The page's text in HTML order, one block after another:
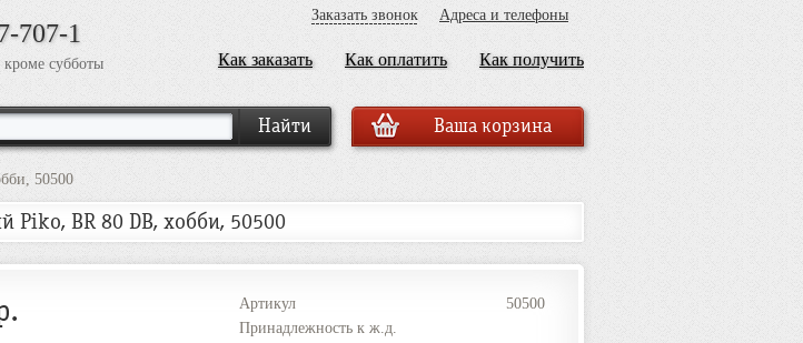
707-1
субботы
Адреса и телефоны
Заказать звонок
Как получить
Как оплатить
Как заказать
Ваша корзина
50500
Piko, BR 80 DB, хобби, 50500
Артикул
50500
Принадлежность к ж.д.